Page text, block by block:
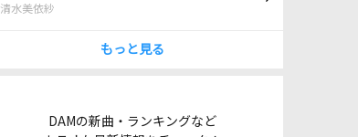
清水美依紗
もっと見る
DAMの新曲・ランキングなど